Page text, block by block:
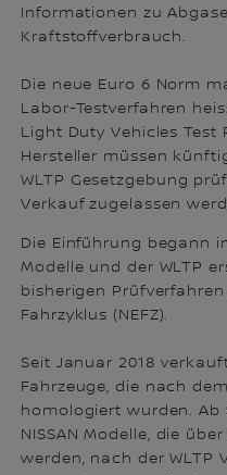
Informationen zu
Kraftstoffverbrauch.
Die neue Euro 6 Norm
Labor-Testverfahren
Light Duty Vehicles Test
Hersteller müssen
WLTP Gesetzgebung
Verkauf zugelassen
Die Einführung begann
Modelle und der WLTP
bisherigen
Fahrzyklus (NEFZ).
Seit Januar 2018
Fahrzeuge, die nach
homologiert wurden. Ab
NISSAN Modelle, die
werden, nach der WLTP